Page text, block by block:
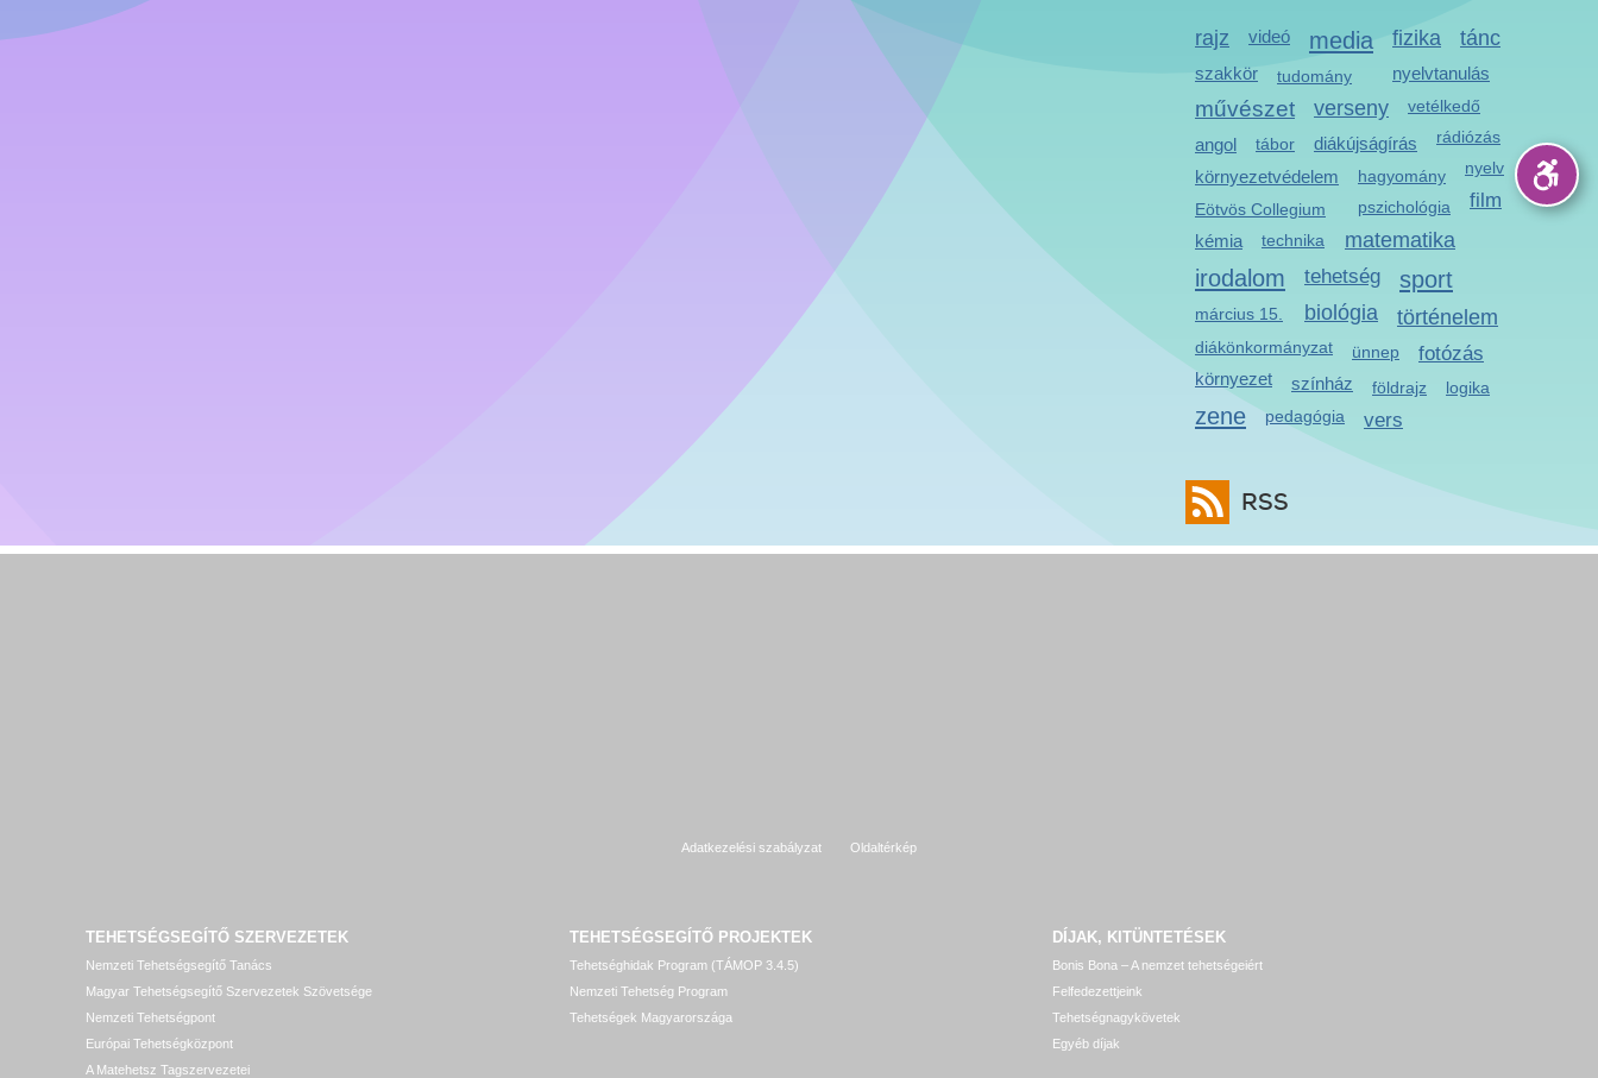
rajz videó media fizika tánc
nyelvtanulás
szakkör
művészet verseny
diákújságírás
tudomány
környezetvédelem
vetélkedő
rádiózás
angol
hagyomány
pszichológia
Eötvös Collegium
matematika
kémia
tábor
irodalom
nyelv
tehetség sport
március 15. biológia
diákönkormányzat
technika
történelem
ünnep fotózás
film
környezet színház földrajz logika
zene pedagógia vers
RSS
Adatkezelési szabályzat Oldaltérkép
TEHETSÉGSEGÍTŐ SZERVEZETEK
Nemzeti Tehetségsegítő Tanács
Magyar Tehetségsegítő Szervezetek Szövetsége
Nemzeti Tehetségpont
Európai Tehetségközpont
A Matehetsz Tagszervezetei
TEHETSÉGSEGÍTŐ PROJEKTEK
Tehetséghidak Program (TÁMOP 3.4.5)
Nemzeti Tehetség Program
Tehetségek Magyarországa
DÍJAK, KITÜNTETÉSEK
Bonis Bona – A nemzet tehetségeiért
Felfedezettjeink
Tehetségnagykövetek
Egyéb díjak